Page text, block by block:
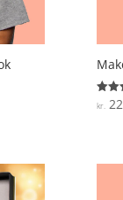
4.5
kr.